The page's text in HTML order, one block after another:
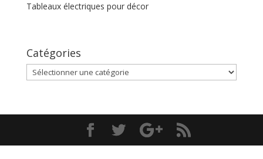
Tableaux électriques pour décor
Catégories
Catégories